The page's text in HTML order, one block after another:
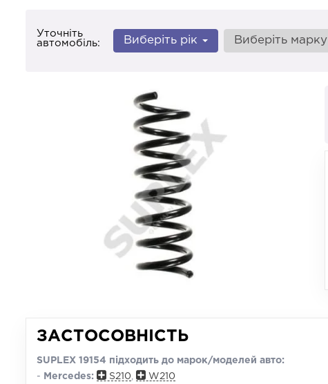
Уточніть
автомобіль:
Виберіть рік Виберіть марку
ЗАСТОСОВНІСТЬ
SUPLEX 19154 підходить до марок/моделей авто:
-
Mercedes: S210 W210